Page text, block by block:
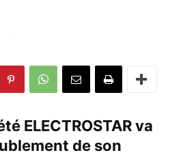
ELECTROSTAR va
de son